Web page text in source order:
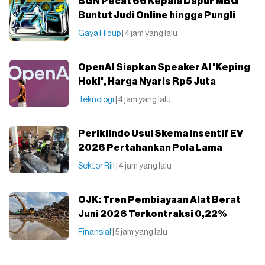
Buntut Judi Online hingga Pungli
Gaya Hidup | 4 jam yang lalu
OpenAI Siapkan Speaker AI 'Keping
Hoki', Harga Nyaris Rp5 Juta
Teknologi | 4 jam yang lalu
Periklindo Usul Skema Insentif EV
2026 Pertahankan Pola Lama
Sektor Riil | 4 jam yang lalu
OJK: Tren Pembiayaan Alat Berat
Juni 2026 Terkontraksi 0,22%
Finansial | 5 jam yang lalu